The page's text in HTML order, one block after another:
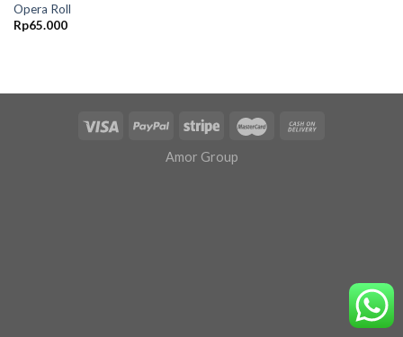
Opera Roll
Rp65.000
Amor Group